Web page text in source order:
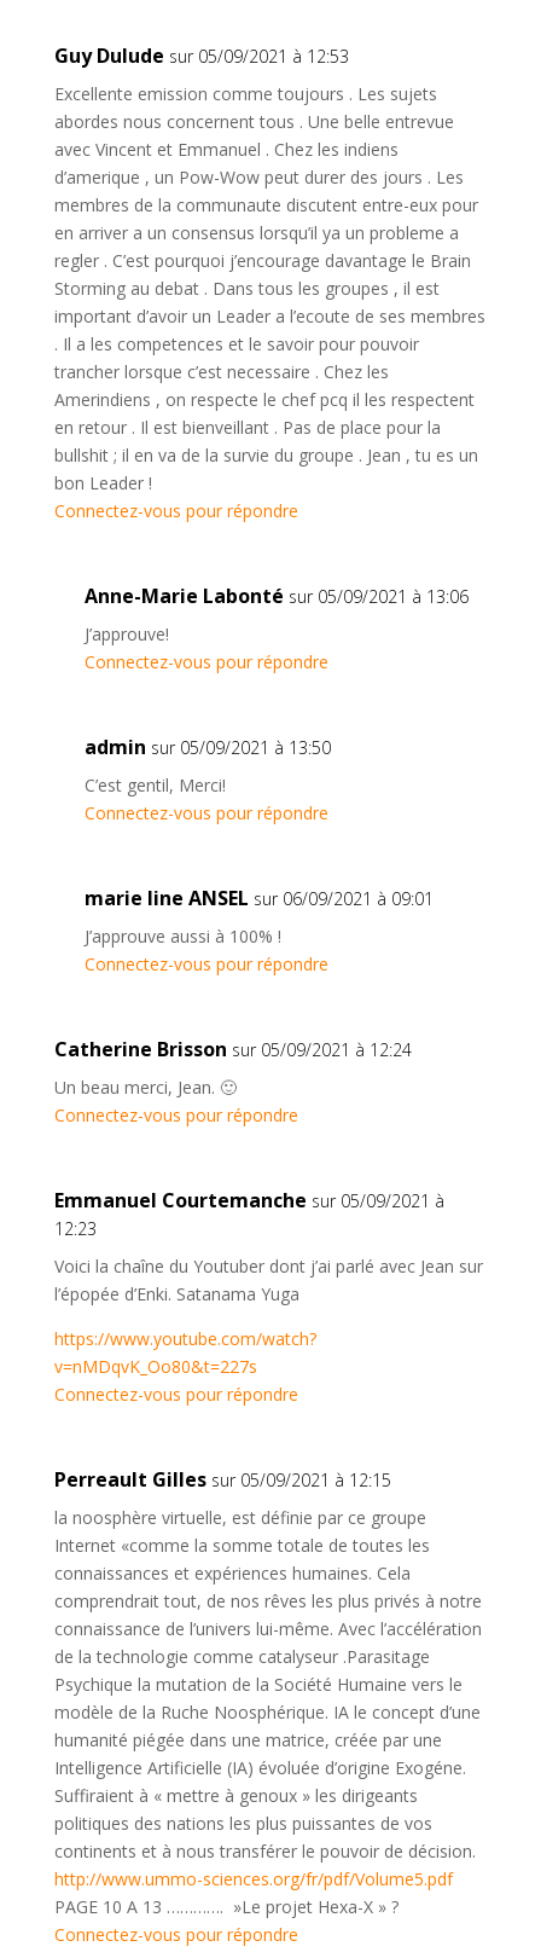
Guy Dulude sur 05/09/2021 à 12:53
Excellente emission comme toujours . Les sujets
abordes nous concernent tous . Une belle entrevue
avec Vincent et Emmanuel . Chez les indiens
d’amerique , un Pow-Wow peut durer des jours . Les
membres de la communaute discutent entre-eux pour
en arriver a un consensus lorsqu’il ya un probleme a
regler . C’est pourquoi j’encourage davantage le Brain
Storming au debat . Dans tous les groupes , il est
important d’avoir un Leader a l’ecoute de ses membres
. Il a les competences et le savoir pour pouvoir
trancher lorsque c’est necessaire . Chez les
Amerindiens , on respecte le chef pcq il les respectent
en retour . Il est bienveillant . Pas de place pour la
bullshit ; il en va de la survie du groupe . Jean , tu es un
bon Leader !
Connectez-vous pour répondre
Anne-Marie Labonté sur 05/09/2021 à 13:06
J’approuve!
Connectez-vous pour répondre
admin sur 05/09/2021 à 13:50
C’est gentil, Merci!
Connectez-vous pour répondre
marie line ANSEL sur 06/09/2021 à 09:01
J’approuve aussi à 100% !
Connectez-vous pour répondre
Catherine Brisson sur 05/09/2021 à 12:24
Un beau merci, Jean. 🙂
Connectez-vous pour répondre
Emmanuel Courtemanche sur 05/09/2021 à
12:23
Voici la chaîne du Youtuber dont j’ai parlé avec Jean sur
l’épopée d’Enki. Satanama Yuga
https://www.youtube.com/watch?
v=nMDqvK_Oo80&t=227s
Connectez-vous pour répondre
Perreault Gilles sur 05/09/2021 à 12:15
la noosphère virtuelle, est définie par ce groupe
Internet «comme la somme totale de toutes les
connaissances et expériences humaines. Cela
comprendrait tout, de nos rêves les plus privés à notre
connaissance de l’univers lui-même. Avec l’accélération
de la technologie comme catalyseur .Parasitage
Psychique la mutation de la Société Humaine vers le
modèle de la Ruche Noosphérique. IA le concept d’une
humanité piégée dans une matrice, créée par une
Intelligence Artificielle (IA) évoluée d’origine Exogéne.
Suffiraient à « mettre à genoux » les dirigeants
politiques des nations les plus puissantes de vos
continents et à nous transférer le pouvoir de décision.
http://www.ummo-sciences.org/fr/pdf/Volume5.pdf
PAGE 10 A 13 …………. »Le projet Hexa-X » ?
Connectez-vous pour répondre